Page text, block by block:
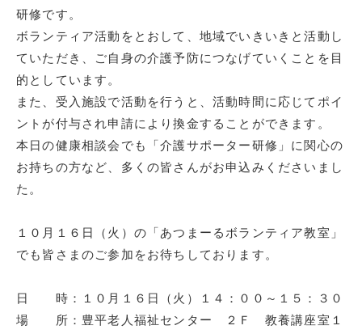
研修です。
ボランティア活動をとおして、地域でいきいきと活動し
ていただき、ご自身の介護予防につなげていくことを目
的としています。
また、受入施設で活動を行うと、活動時間に応じてポイ
ントが付与され申請により換金することができます。
本日の健康相談会でも「介護サポーター研修」に関心の
お持ちの方など、多くの皆さんがお申込みくださいまし
た。
１０月１６日（火）の「あつまーるボランティア教室」
でも皆さまのご参加をお待ちしております。
日 時：１０月１６日（火）１４：００～１５：３０
場 所：豊平老人福祉センター ２Ｆ 教養講座室１